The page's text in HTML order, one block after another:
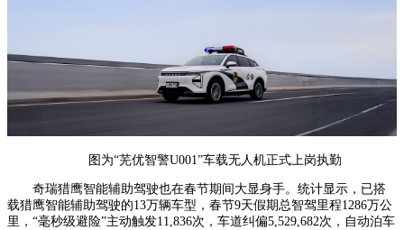
图为“芜优智警U001”车载无人机正式上岗执勤
奇瑞猎鹰智能辅助驾驶也在春节期间大显身手。统计显示，已搭
载猎鹰智能辅助驾驶的13万辆车型，春节9天假期总智驾里程1286万公
里，“毫秒级避险”主动触发11,836次，车道纠偏5,529,682次，自动泊车